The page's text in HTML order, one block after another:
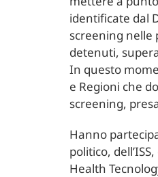
identificate dal
screening nelle
detenuti,
In questo
e Regioni che
screening,
Hanno
politico,
Health